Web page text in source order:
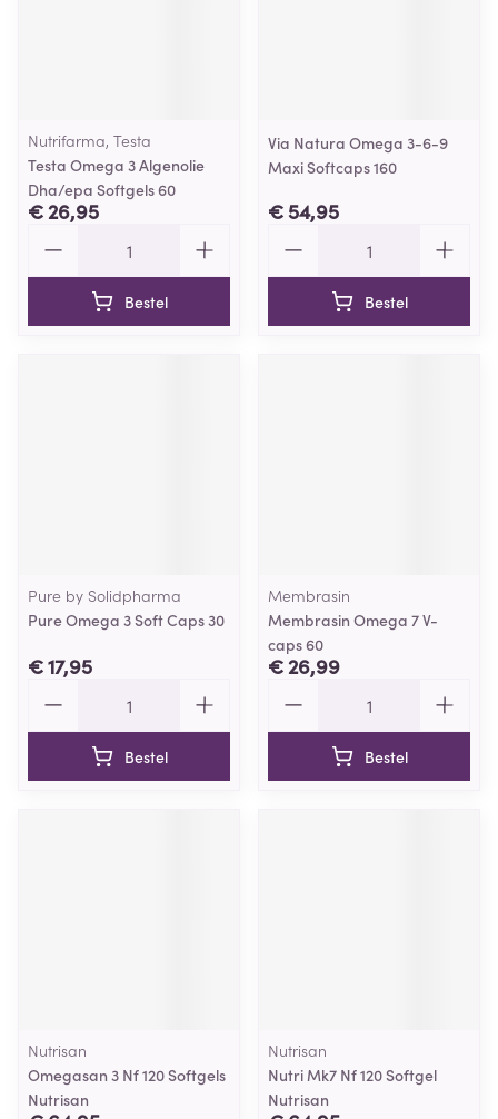
Nutrifarma, Testa
Testa Omega 3 Algenolie
Dha/epa Softgels 60
€ 26,95
Bestel
Via Natura Omega 3-6-9
Maxi Softcaps 160
€ 54,95
Bestel
Pure by Solidpharma
Pure Omega 3 Soft Caps 30
€ 17,95
Bestel
Membrasin
Membrasin Omega 7 V-
caps 60
€ 26,99
Bestel
Nutrisan
Omegasan 3 Nf 120 Softgels
Nutrisan
Nutrisan
Nutri Mk7 Nf 120 Softgel
Nutrisan